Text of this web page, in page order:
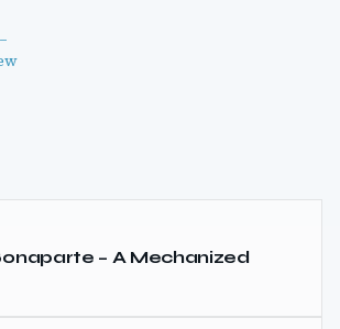
– A Mechanized